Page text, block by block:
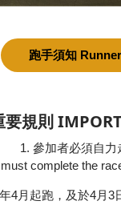
跑手須知
要規則
1. 參加者必須自力
complete the
4月起跑，及於4月3